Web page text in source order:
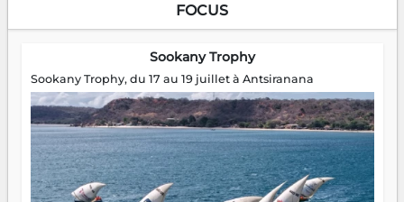
FOCUS
Sookany Trophy
Sookany Trophy, du 17 au 19 juillet à Antsiranana